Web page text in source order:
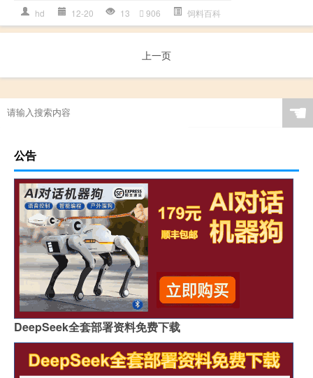
hd 12-20 13 906 饲料百科
上一页
☚
公告
DeepSeek全套部署资料免费下载